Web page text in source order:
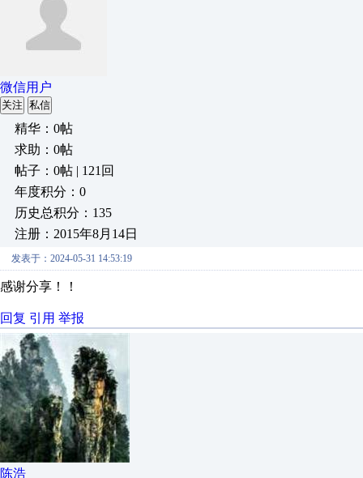
微信用户
关注 私信
精华：0帖
求助：0帖
帖子：0帖 | 121回
年度积分：0
历史总积分：135
注册：2015年8月14日
发表于：2024-05-31 14:53:19
感谢分享！！
回复 引用 举报
陈浩